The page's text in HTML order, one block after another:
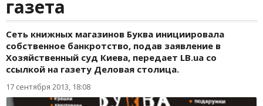
газета
Сеть книжных магазинов Буква инициировала
собственное банкротство, подав заявление в
Хозяйственный суд Киева, передает LB.ua со
ссылкой на газету Деловая столица.
17 сентября 2013, 18:08